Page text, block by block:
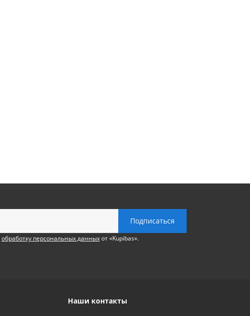
обработку персональных данныхот «Kupibas».
Наши контакты